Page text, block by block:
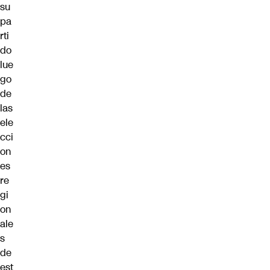
su
pa
rti
do
lue
go
de
las
ele
cci
on
es
re
gi
on
ale
s
de
est